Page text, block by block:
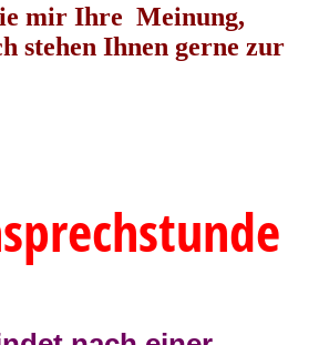
mir Ihre Meinung,
stehen Ihnen gerne zur